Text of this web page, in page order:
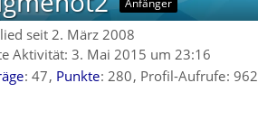
Anfänger
seit 2. März 2008
Aktivität: 3. Mai 2015 um 23:16
47 Punkte 280 Profil-Aufrufe 962